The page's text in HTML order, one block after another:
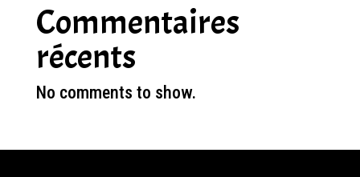
Commentaires
récents
No comments to show.